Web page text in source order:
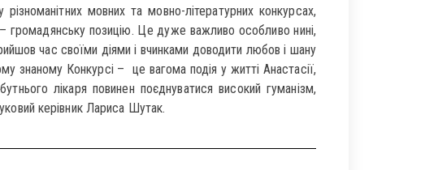
мовних та мовно-літературних конкурсах,
– громадянську позицію. Це дуже важливо особливо нині,
час своїми діями і вчинками доводити любов і шану
знаному Конкурсі – це вагома подія у житті Анастасії,
лікаря повинен поєднуватися високий гуманізм,
керівник Лариса Шутак.